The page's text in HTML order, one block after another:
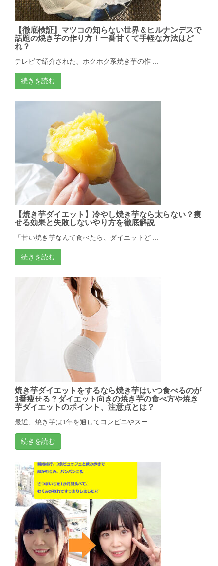
【徹底検証】マツコの知らない世界＆ヒルナンデスで
話題の焼き芋の作り方！一番甘くて手軽な方法はど
れ？
テレビで紹介された、ホクホク系焼き芋の作 ...
続きを読む
【焼き芋ダイエット】冷やし焼き芋なら太らない？痩
せる効果と失敗しないやり方を徹底解説
「甘い焼き芋なんて食べたら、ダイエットど ...
続きを読む
焼き芋ダイエットをするなら焼き芋はいつ食べるのが
1番痩せる？ダイエット向きの焼き芋の食べ方や焼き
芋ダイエットのポイント、注意点とは？
最近、焼き芋は1年を通してコンビニやスー ...
続きを読む